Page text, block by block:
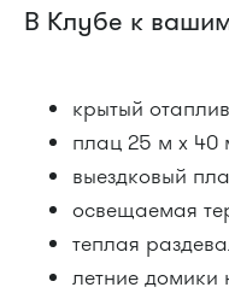
В Клубе к
крытый
плац 25 м х 40
выездковый
освещаемая
теплая
летние домики